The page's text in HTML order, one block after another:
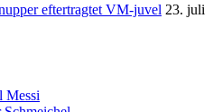
eftertragtet VM-juvel 23. juli
Messi